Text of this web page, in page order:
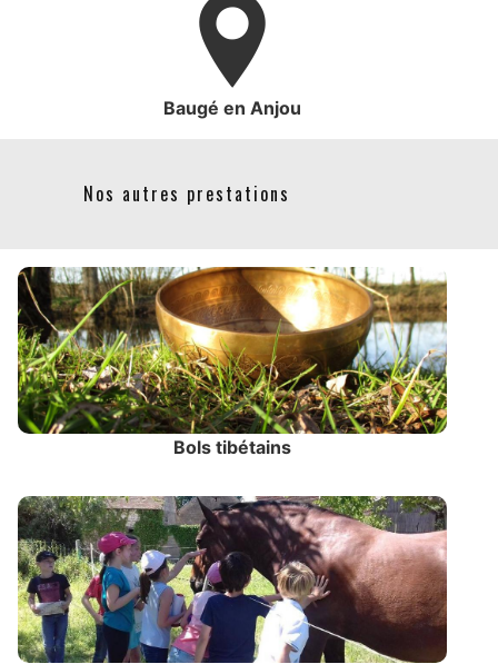
Baugé en Anjou
Nos autres prestations
Bols tibétains